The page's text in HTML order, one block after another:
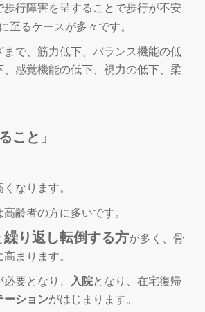
り
替
え
歩行障害を呈することで歩行が不安
に至るケースが多々です。
まで、筋力低下、バランス機能の低
感覚機能の低下、視力の低下、柔
こと」
なります。
齢者の方に多いです。
繰り返し転倒する方が多く、骨
まります。
要となり、
入院となり、在宅復帰
ーションがはじまります。